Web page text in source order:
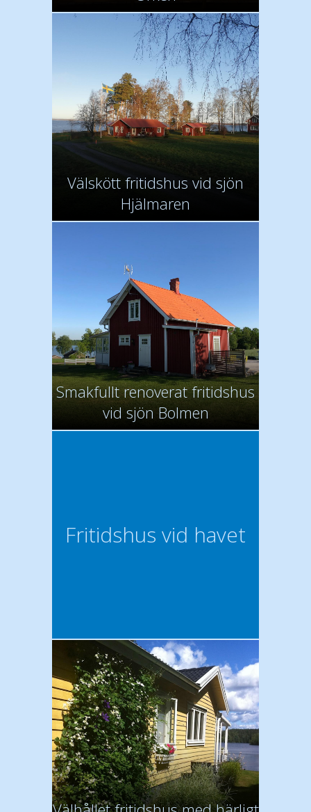
Välskött fritidshus vid sjön
Hjälmaren
Smakfullt renoverat fritidshus
vid sjön Bolmen
Fritidshus vid havet